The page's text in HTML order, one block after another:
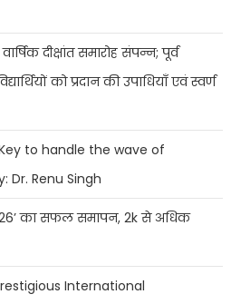
दीक्षांत समारोह संपन्न; पूर्व
को प्रदान की उपाधियाँ एवं स्वर्ण
to handle the wave of
Dr. Renu Singh
का सफल समापन, 2k से अधिक
International